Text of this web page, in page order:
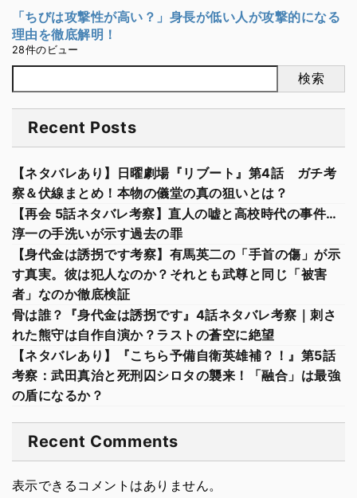
「ちびは攻撃性が高い？」身長が低い人が攻撃的になる
理由を徹底解明！
28件のビュー
検索
Recent Posts
【ネタバレあり】日曜劇場『リブート』第4話 ガチ考
察＆伏線まとめ！本物の儀堂の真の狙いとは？
【再会 5話ネタバレ考察】直人の嘘と高校時代の事件…
淳一の手洗いが示す過去の罪
【身代金は誘拐です考察】有馬英二の「手首の傷」が示
す真実。彼は犯人なのか？それとも武尊と同じ「被害
者」なのか徹底検証
骨は誰？『身代金は誘拐です』4話ネタバレ考察｜刺さ
れた熊守は自作自演か？ラストの蒼空に絶望
【ネタバレあり】『こちら予備自衛英雄補？！』第5話
考察：武田真治と死刑囚シロタの襲来！「融合」は最強
の盾になるか？
Recent Comments
表示できるコメントはありません。